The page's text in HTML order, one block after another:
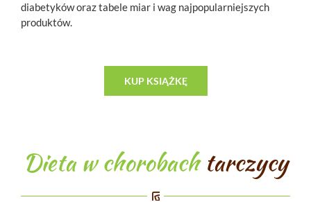
diabetyków oraz tabele miar i wag najpopularniejszych
produktów.
KUP KSIĄŻKĘ
Dieta w chorobach tarczycy